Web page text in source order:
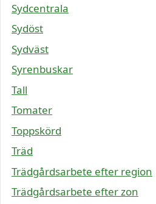
Sydcentrala
Sydöst
Sydväst
Syrenbuskar
Tall
Tomater
Toppskörd
Träd
Trädgårdsarbete efter region
Trädgårdsarbete efter zon